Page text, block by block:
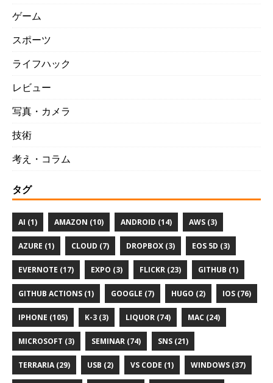
ゲーム
スポーツ
ライフハック
レビュー
写真・カメラ
技術
考え・コラム
タグ
AI (1) AMAZON (10) ANDROID (14) AWS (3)
AZURE (1) CLOUD (7) DROPBOX (3) EOS 5D (3)
EVERNOTE (17) EXPO (3) FLICKR (23) GITHUB (1)
GITHUB ACTIONS (1) GOOGLE (7) HUGO (2) IOS (76)
IPHONE (105) K-3 (3) LIQUOR (74) MAC (24)
MICROSOFT (3) SEMINAR (74) SNS (21)
TERRARIA (29) USB (2) VS CODE (1) WINDOWS (37)